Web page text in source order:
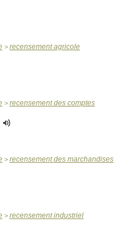
> recensement agricole
> recensement des comptes
> recensement des marchandises
> recensement industriel